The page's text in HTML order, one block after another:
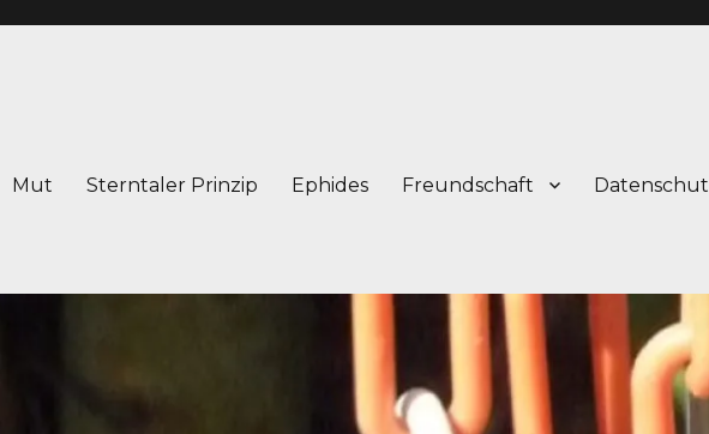
Mut Sterntaler Prinzip Ephides Freundschaft